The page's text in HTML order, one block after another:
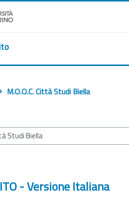
M.O.O.C. Città Studi Biella
- Versione Italiana